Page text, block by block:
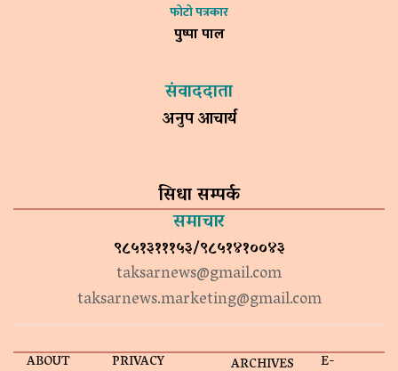
फोटो पत्रकार
पुष्पा पाल
संवाददाता
अनुप आचार्य
सिधा सम्पर्क
समाचार
९८५१३१११५३/९८५१४१००४३
taksarnews@gmail.com
taksarnews.marketing@gmail.com
ABOUT PRIVACY ARCHIVES E-